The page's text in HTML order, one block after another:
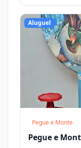
Aluguel
Pegue e Monte
Pegue e